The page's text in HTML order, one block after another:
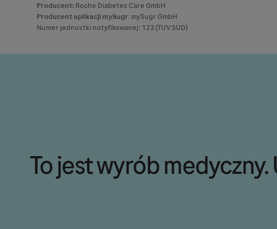
Producent: Roche Diabetes Care GmbH
Producentaplikacji mySugr: mySugr GmbH
Numer jednostki notyfikowanej: 123 (TUV SUD)
To jest wyrób